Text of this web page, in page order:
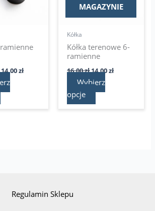
14,00zł
Opcje
produktu
MAGAZYNIE
Kółka
Kółka terenowe 6-
ramienne
16,00zł14,00zł
Wybierz
opcje
Opcje
można
stronie
produktu
Regulamin Sklepu